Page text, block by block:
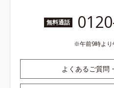
無料通話
午前9時よ
よくあるご質問